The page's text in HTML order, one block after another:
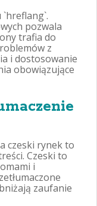
pozwala
trafia do
z
i dostosowanie
obowiązujące
czeski rynek to
Czeski to
i
zaufanie